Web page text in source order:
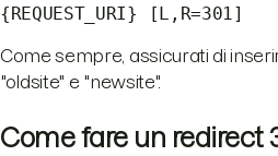
{REQUEST_URI} [L,R=301]
Come sempre, assicurati di
"oldsite" e "newsite".
Come fare un redirect